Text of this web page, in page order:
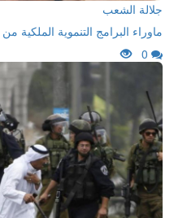
جلالة الشعب
ماوراء البرامج التنموية الملكية من
0